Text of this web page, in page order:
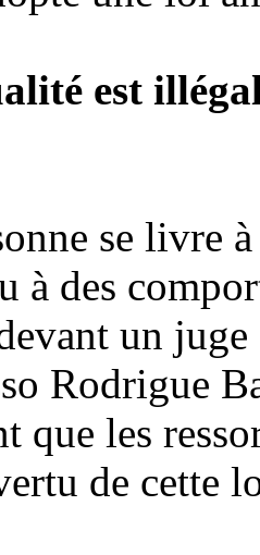
est
se livre
à des
un
Rodrigue
que les
de cette